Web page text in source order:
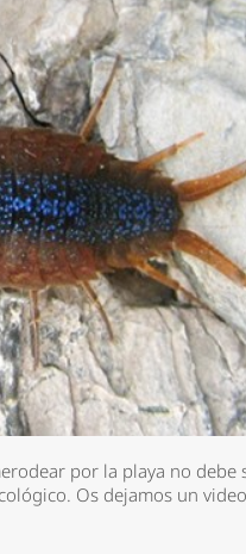
por la playa no debe
Os dejamos un